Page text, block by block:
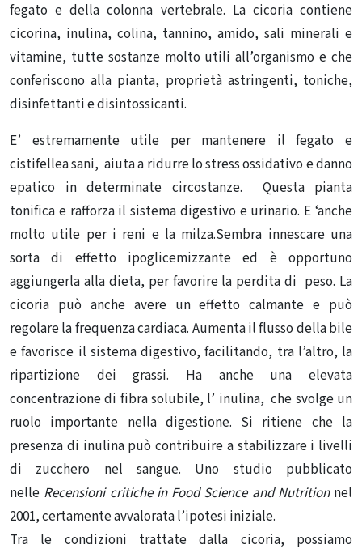
fegato e della colonna vertebrale. La cicoria contiene
cicorina, inulina, colina, tannino, amido, sali minerali e
vitamine, tutte sostanze molto utili all’organismo e che
conferiscono alla pianta, proprietà astringenti, toniche,
disinfettanti e disintossicanti.
E’ estremamente utile per mantenere il fegato e
cistifellea sani, aiuta a ridurre lo stress ossidativo e danno
epatico in determinate circostanze. Questa pianta
tonifica e rafforza il sistema digestivo e urinario. E ‘anche
molto utile per i reni e la milza.Sembra innescare una
sorta di effetto ipoglicemizzante ed è opportuno
aggiungerla alla dieta, per favorire la perdita di peso. La
cicoria può anche avere un effetto calmante e può
regolare la frequenza cardiaca. Aumenta il flusso della bile
e favorisce il sistema digestivo, facilitando, tra l’altro, la
ripartizione dei grassi. Ha anche una elevata
concentrazione di fibra solubile, l’ inulina, che svolge un
ruolo importante nella digestione. Si ritiene che la
presenza di inulina può contribuire a stabilizzare i livelli
di zucchero nel sangue. Uno studio pubblicato
nelle Recensioni critiche in Food Science and Nutritionnel
2001, certamente avvalorata l’ipotesi iniziale.
Tra le condizioni trattate dalla cicoria, possiamo